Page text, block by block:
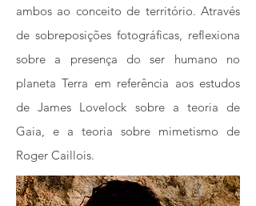
ambos ao conceito de território. Através
de sobreposições fotográficas, reflexiona
sobre a presença do ser humano no
planeta Terra em referência aos estudos
de James Lovelock sobre a teoria de
Gaia, e a teoria sobre mimetismo de
Roger Caillois.